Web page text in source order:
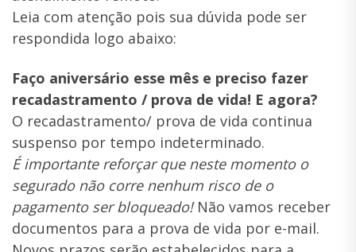
Leia com atenção pois sua dúvida pode ser
respondida logo abaixo:
Faço aniversário esse mês e preciso fazer
recadastramento / prova de vida! E agora?
O recadastramento/ prova de vida continua
suspenso por tempo indeterminado.
É importante reforçar que neste momento o
segurado não corre nenhum risco de o
pagamento ser bloqueado!Não vamos receber
documentos para a prova de vida por e-mail.